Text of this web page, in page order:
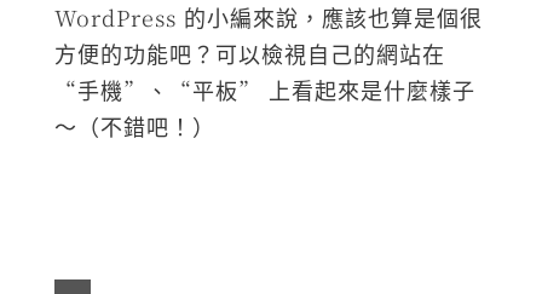
WordPress 的小編來說，應該也算是個很
方便的功能吧？可以檢視自己的網站在
“手機”、“平板” 上看起來是什麼樣子
～（不錯吧！）